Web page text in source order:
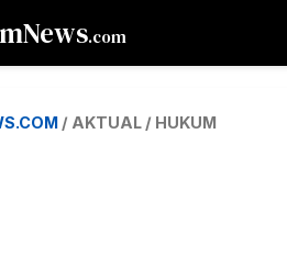
.com
/ AKTUAL / HUKUM